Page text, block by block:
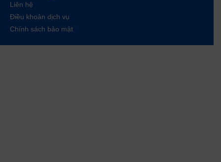
Liên hệ
Điều khoản dịch vụ
Chính sách bảo mật